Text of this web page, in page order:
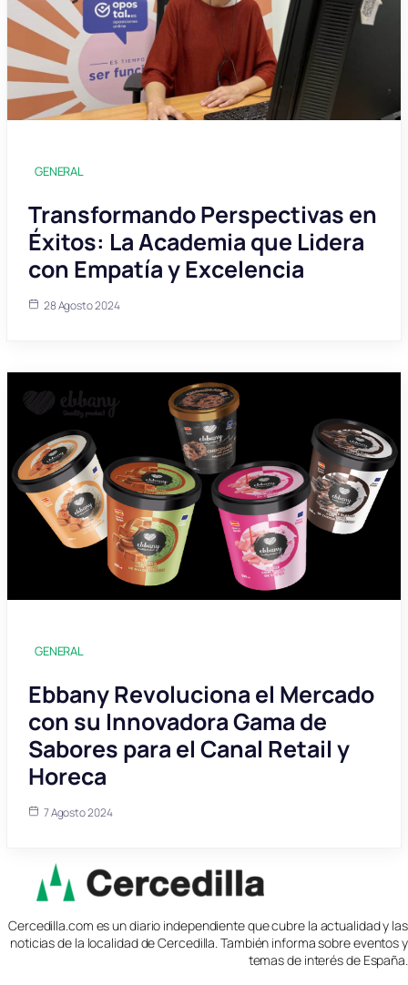
GENERAL
Transformando Perspectivas en
Éxitos: La Academia que Lidera
con Empatía y Excelencia
28 Agosto 2024
GENERAL
Ebbany Revoluciona el Mercado
con su Innovadora Gama de
Sabores para el Canal Retail y
Horeca
7 Agosto 2024
Cercedilla.com es un diario independiente que cubre la actualidad y las
noticias de la localidad de Cercedilla. También informa sobre eventos y
temas de interés de España.